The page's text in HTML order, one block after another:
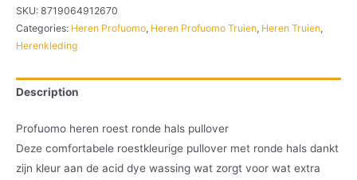
SKU: 8719064912670
Categories: Heren Profuomo, Heren Profuomo Truien, Heren Truien,
Herenkleding
Description
Profuomo heren roest ronde hals pullover
Deze comfortabele roestkleurige pullover met ronde hals dankt
zijn kleur aan de acid dye wassing wat zorgt voor wat extra